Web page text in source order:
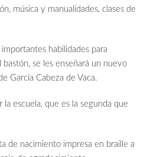
música y manualidades, clases de
habilidades para
se les enseñará un nuevo
García Cabeza de Vaca.
la escuela, que es la segunda que
de nacimiento impresa en braille a